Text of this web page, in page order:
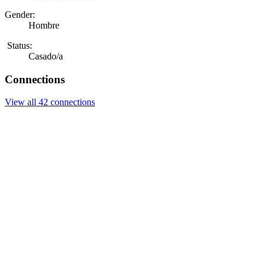
Gender:
Hombre
Status:
Casado/a
Connections
View all 42 connections